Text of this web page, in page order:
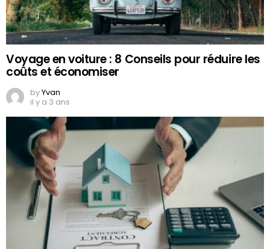
Voyage en voiture : 8 Conseils pour réduire les
coûts et économiser
byYvan
il y a 3 ans